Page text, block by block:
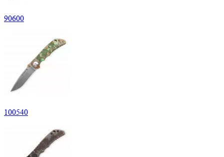
90600
100540